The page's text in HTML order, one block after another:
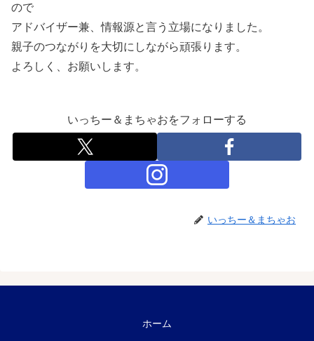
ので
アドバイザー兼、情報源と言う立場になりました。
親子のつながりを大切にしながら頑張ります。
よろしく、お願いします。
いっちー＆まちゃおをフォローする
いっちー＆まちゃお
ホーム